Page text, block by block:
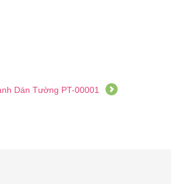
Dán Tường PT-00001